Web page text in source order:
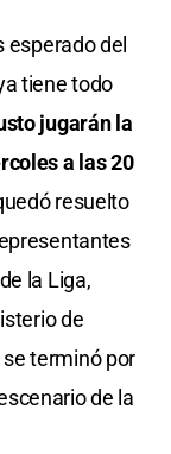
esperado del
tiene todo
jugarán la
a las 20
resuelto
la Liga,
de
terminó por
de la